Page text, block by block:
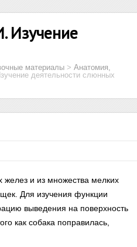
материалы > Анатомия,
деятельности слюнных
желез и из множества мелких
Для изучения функции
выведения на поверхность
как собака поправилась,